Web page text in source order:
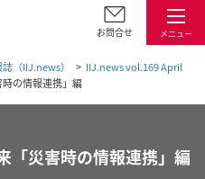
メニュー
お問合せ
（IIJ.news）
IIJ.news vol.169 April
の情報連携」編
「災害時の情報連携」編